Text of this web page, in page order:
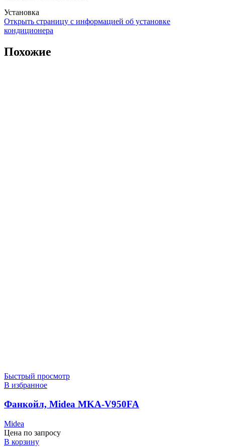
Установка
Открыть страницу с информацией об установке
кондиционера
Похожие
Быстрый просмотр
В избранное
Фанкойл, Midea MKA-V950FA
Midea
Цена по запросу
В корзину